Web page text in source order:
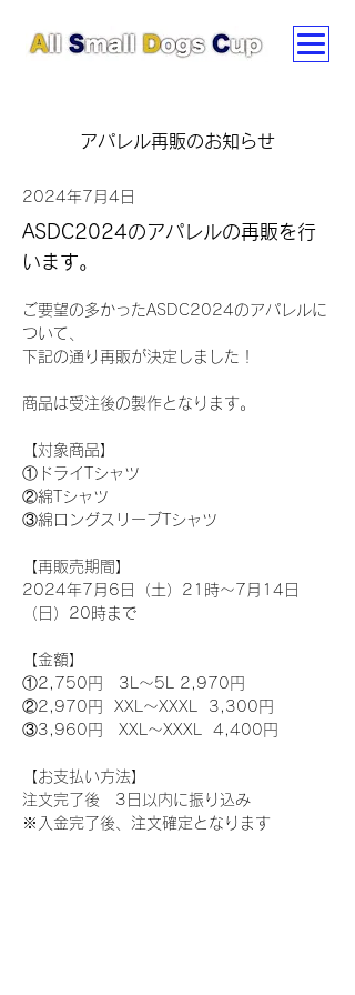
アパレル再販のお知らせ
2024年7月4日
ASDC2024のアパレルの再販を行
います。
ご要望の多かったASDC2024のアパレルに
ついて、
下記の通り再販が決定しました！
商品は受注後の製作となります。
【対象商品】
①ドライTシャツ
②綿Tシャツ
③綿ロングスリーブTシャツ
【再販売期間】
2024年7月6日（土）21時〜7月14日
（日）20時まで
【金額】
①2,750円　3L〜5L 2,970円
②2,970円  XXL〜XXXL  3,300円
③3,960円　XXL〜XXXL  4,400円
【お支払い方法】
注文完了後　3日以内に振り込み
※入金完了後、注文確定となります